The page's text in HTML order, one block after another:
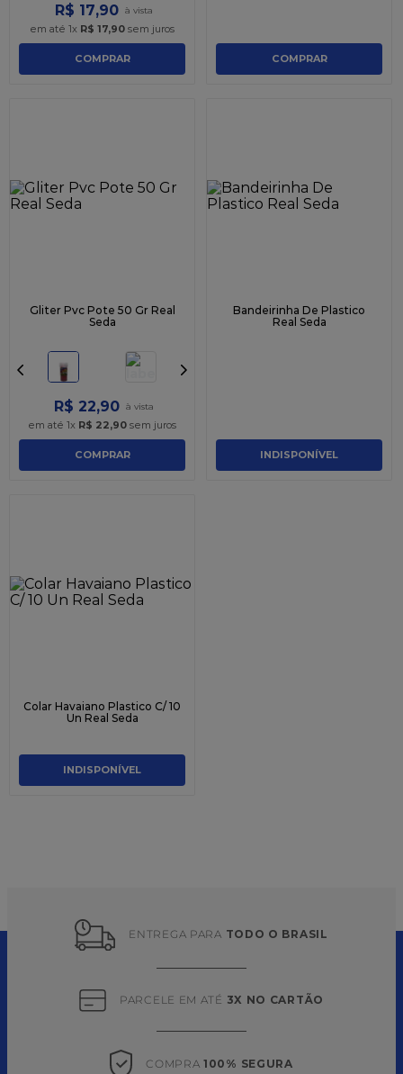
R$ 17,90
em até 1x R$ 17,90 sem juros
COMPRAR COMPRAR
Gliter Pvc Pote 50 Gr Real
Seda
R$ 22,90
em até 1x R$ 22,90 sem juros
COMPRAR
Bandeirinha De Plastico
Real Seda
INDISPONÍVEL
Colar Havaiano Plastico C/ 10
Un Real Seda
INDISPONÍVEL
ENTREGA PARA TODO O BRASIL
PARCELE EM ATÉ 3X NO CARTÃO
COMPRA 100% SEGURA